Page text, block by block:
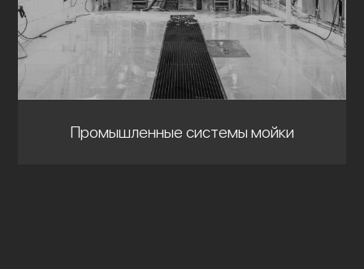
Промышленные системы мойки